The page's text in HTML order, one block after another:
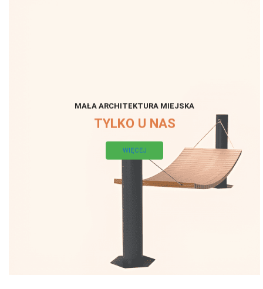
MAŁA ARCHITEKTURA MIEJSKA
TYLKO U NAS
WIĘCEJ